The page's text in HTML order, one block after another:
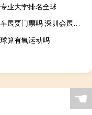
业大学排名全球
深圳车展要门票吗 深圳会展中心车展
算有氧运动吗
☚